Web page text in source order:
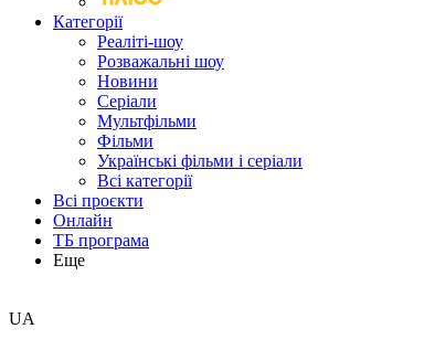
Категорії
Реаліті-шоу
Розважальні шоу
Новини
Серіали
Мультфільми
Фільми
Українські фільми і серіали
Всі категорії
Всі проєкти
Онлайн
ТБ програма
Еще
UA